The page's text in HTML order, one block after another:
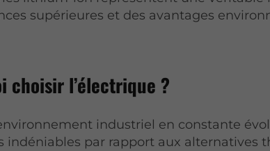
supérieures et des avantages
choisir l’électrique ?
industriel en constante
indéniables par rapport aux alternatives